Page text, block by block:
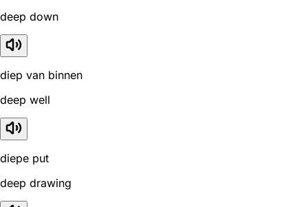
deep down
diep van binnen
deep well
diepe put
deep drawing